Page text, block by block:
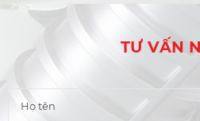
TƯ VẤN